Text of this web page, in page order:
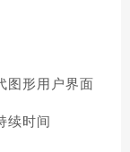
图形用户界面
续时间